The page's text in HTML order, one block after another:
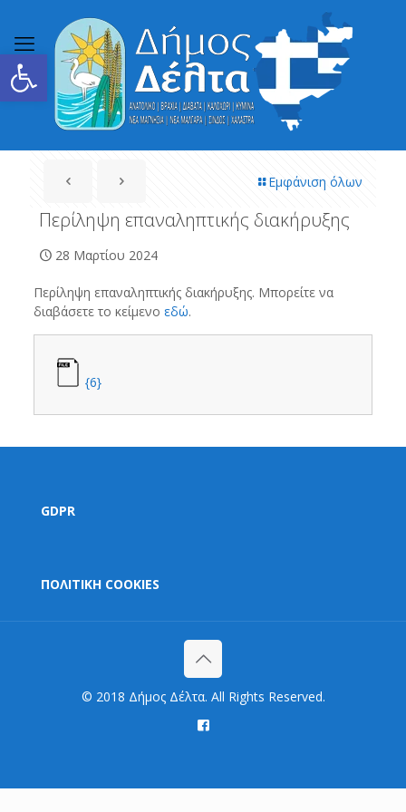
Ανοίξτε τη γραμμή εργαλείων
Εμφάνιση όλων
Περίληψη επαναληπτικής διακήρυξης
28 Μαρτίου 2024
Περίληψη επαναληπτικής διακήρυξης. Μπορείτε να
διαβάσετε το κείμενο εδώ.
{6}
GDPR
ΠΟΛΙΤΙΚΗ COOKIES
© 2018 Δήμος Δέλτα. All Rights Reserved.